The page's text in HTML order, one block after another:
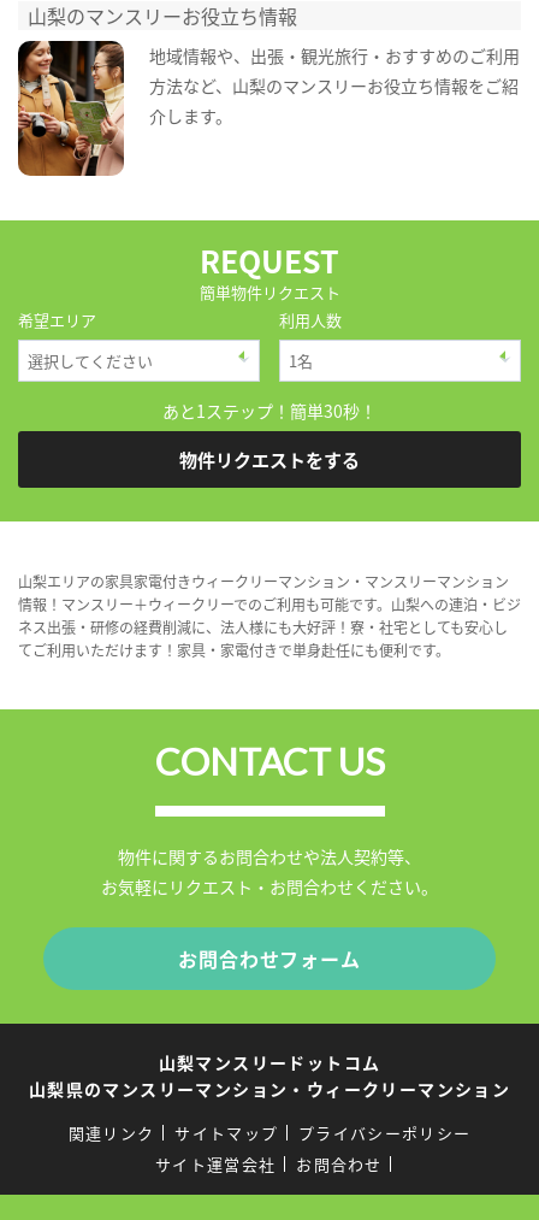
山梨のマンスリーお役立ち情報
地域情報や、出張・観光旅行・おすすめのご利用
方法など、山梨のマンスリーお役立ち情報をご紹
介します。
REQUEST
簡単物件リクエスト
希望エリア
利用人数
あと1ステップ！簡単30秒！
物件リクエストをする
山梨エリアの家具家電付きウィークリーマンション・マンスリーマンション
情報！マンスリー＋ウィークリーでのご利用も可能です。山梨への連泊・ビジ
ネス出張・研修の経費削減に、法人様にも大好評！寮・社宅としても安心し
てご利用いただけます！家具・家電付きで単身赴任にも便利です。
CONTACT US
物件に関するお問合わせや法人契約等、
お気軽にリクエスト・お問合わせください。
お問合わせフォーム
山梨マンスリードットコム
山梨県のマンスリーマンション・ウィークリーマンション
関連リンク サイトマップ
プライバシーポリシー
サイト運営会社
お問合わせ